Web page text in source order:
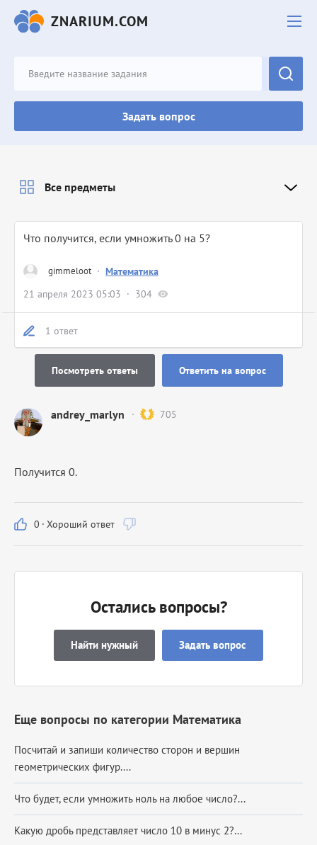
ZNARIUM.COM
Задать вопрос
gimmeloot · Математика
21 апреля 2023 05:03
304
Что получится, если умножить 0 на 5?
1 ответ
Посмотреть ответы Ответить на вопрос
andrey_marlyn 705
Получится 0.
0 · Хороший ответ
Остались вопросы?
Найти нужный Задать вопрос
Еще вопросы по категории Математика
Посчитай и запиши количество сторон и вершин
геометрических фигур....
Что будет, если умножить ноль на любое число?...
Какую дробь представляет число 10 в минус 2?...
Все предметы